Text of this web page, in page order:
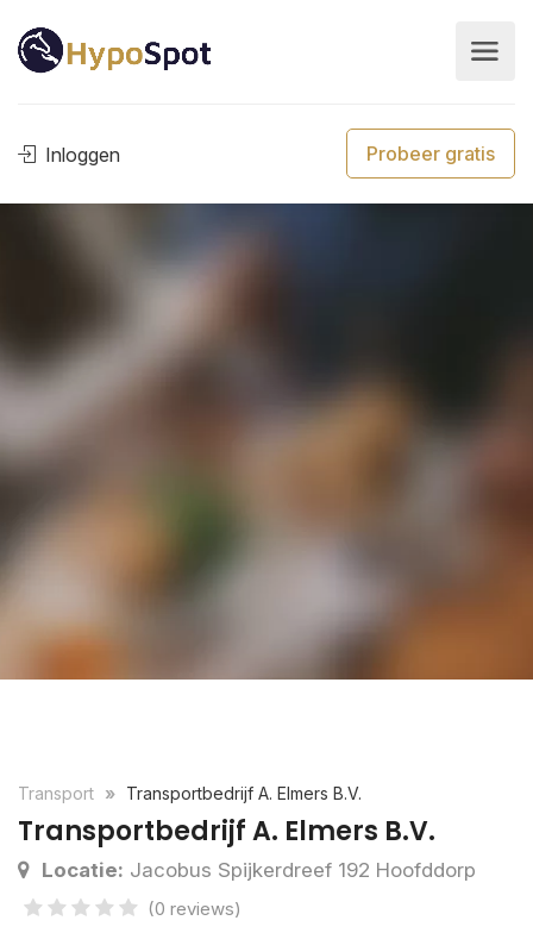
Inloggen Probeer gratis
Transport Transportbedrijf A. Elmers B.V.
Transportbedrijf A. Elmers B.V.
Locatie: Jacobus Spijkerdreef 192 Hoofddorp
(0 reviews)